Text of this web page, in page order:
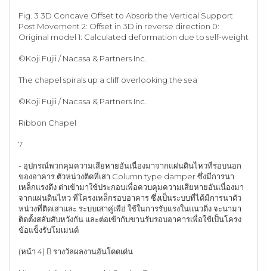
Fig. 3 3D Concave Offset to Absorb the Vertical Support
Post Movement 2: Offset in 3D in reverse direction 0:
Original model 1: Calculated deformation due to self-weight
©Koji Fujii / Nacasa & Partners Inc.
The chapel spirals up a cliff overlooking the sea
©Koji Fujii / Nacasa & Partners Inc.
Ribbon Chapel
7
- อุปกรณ์พวกคุมความเสียหายอันเนื่องมาจากแผ่นดินไหวที่รอบนอก
ของอาคาร ตัวหน่วงติดที่เสา Column type damper ซึ่งมีการนา
เหล็กแรงดึง ต่าเข้ามาใช้ประกอบเพื่อควบคุมความเสียหายอันเนื่องมา
จากแผ่นดินไหว ที่โครงเหล็กรอบอาคาร ซึ่งเป็นระบบที่ได้มีการนาตัว
หน่วงที่ติดเสาและ ระบบเสาคู่เพือ่ ใช้ในการรับแรงในแนวดิ่ง จะนามา
ติดตั้งสลับสับหวังกัน และต่อเข้ากับขานรับรอบอาคารเพื่อใช้เป็นโครง
ข้อแข็งรับโมเมนต์
(หน้า 4)  รางวัลผลงานอันโดดเด่น